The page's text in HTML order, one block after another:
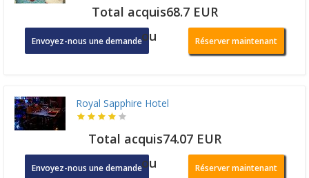
Total acquis68.7 EUR
Envoyez-nous une demandeou Réserver maintenant
Royal Sapphire Hotel
Total acquis74.07 EUR
Envoyez-nous une demandeou Réserver maintenant